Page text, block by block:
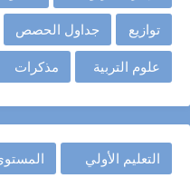
توازيع جداول الحصص
علوم التربية مذكرات
التعليم الأولي